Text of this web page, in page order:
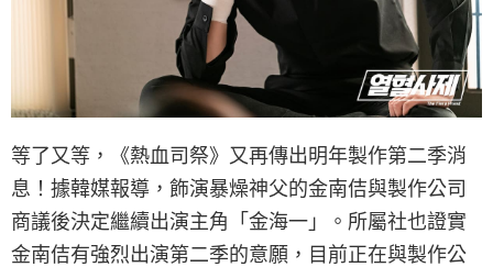
等了又等，《熱血司祭》又再傳出明年製作第二季消
息！據韓媒報導，飾演暴燥神父的金南佶與製作公司
商議後決定繼續出演主角「金海一」。所屬社也證實
金南佶有強烈出演第二季的意願，目前正在與製作公